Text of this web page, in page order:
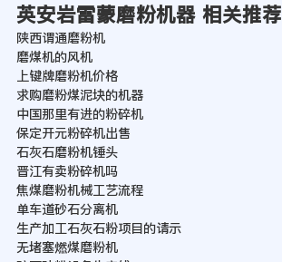
英安岩雷蒙磨粉机器 相关推荐
陕西谓通磨粉机
磨煤机的风机
上键牌磨粉机价格
求购磨粉煤泥块的机器
中国那里有进的粉碎机
保定开元粉碎机出售
石灰石磨粉机锤头
晋江有卖粉碎机吗
焦煤磨粉机械工艺流程
单车道砂石分离机
生产加工石灰石粉项目的请示
无堵塞燃煤磨粉机